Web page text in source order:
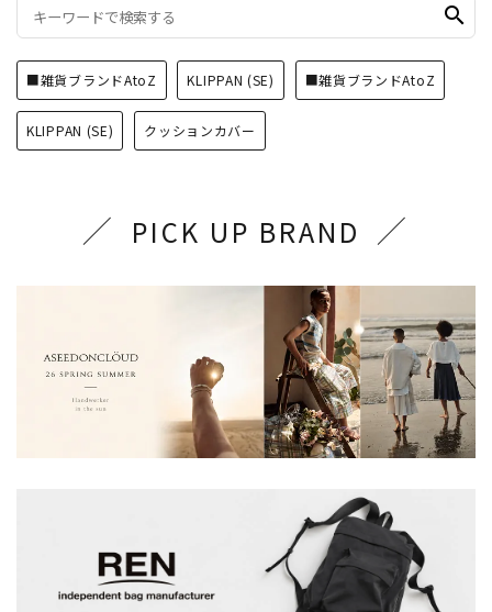
search
■雑貨ブランドAtoZ KLIPPAN (SE) ■雑貨ブランドAtoZ
KLIPPAN (SE) クッションカバー
PICK UP BRAND